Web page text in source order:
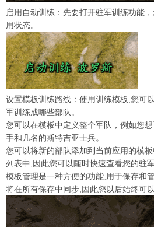
启用自动训练：先要打开驻军训练功能
用状态。
设置模板训练路线：使用训练模板,您可
军训练成哪些部队。
您可以在模板中定义整个军队，例如您
手和几名的斯特吉亚士兵。
您可以将新的部队添加到当前应用的模
列表中,因此您可以随时快速查看您的驻
模板管理是一种方便的功能,用于保存和
将在所有保存中同步,因此您以后始终可